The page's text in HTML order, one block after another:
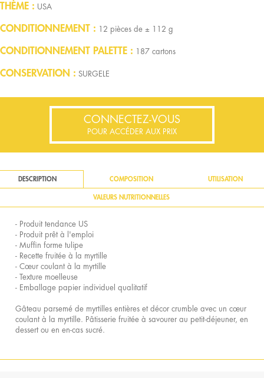
THÈME USA
CONDITIONNEMENT 12 pièces de ± 112 g
CONDITIONNEMENT PALETTE 187 cartons
CONSERVATION SURGELE
CONNECTEZ-VOUS
POUR ACCÉDER AUX PRIX
DESCRIPTION COMPOSITION UTILISATION
VALEURS NUTRITIONNELLES
- Produit tendance US
- Produit prêt à l'emploi
- Muffin forme tulipe
- Recette fruitée à la myrtille
- Cœur coulant à la myrtille
- Texture moelleuse
- Emballage papier individuel qualitatif
Gâteau parsemé de myrtilles entières et décor crumble avec un cœur
coulant à la myrtille. Pâtisserie fruitée à savourer au petit-déjeuner, en
dessert ou en en-cas sucré.